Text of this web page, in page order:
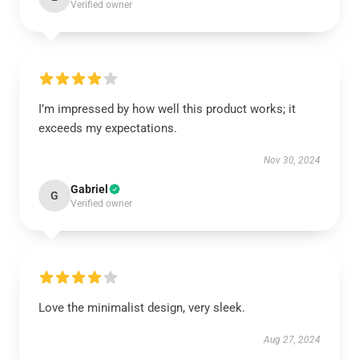
Verified owner
I’m impressed by how well this product works; it
exceeds my expectations.
Nov 30, 2024
G Gabriel
Verified owner
Love the minimalist design, very sleek.
Aug 27, 2024